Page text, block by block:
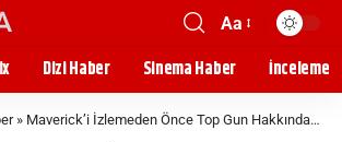
Aa
Dizi Haber Sinema Haber İnceleme
» Maverick’i İzlemeden Önce Top Gun Hakkında Bilinmesi Gerekenler